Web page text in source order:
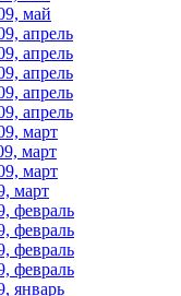
май
апрель
апрель
апрель
апрель
апрель
март
март
март
март
февраль
февраль
февраль
февраль
январь